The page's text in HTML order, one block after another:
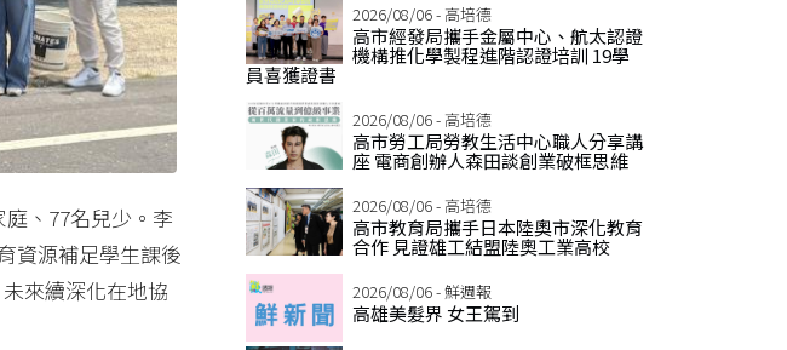
、77名兒少。李
資源補足學生課後
來續深化在地協
2026/08/06 - 高培德
高市經發局攜手金屬中心、航太認證
機構推化學製程進階認證培訓 19學
員喜獲證書
2026/08/06 - 高培德
高市勞工局勞教生活中心職人分享講
座 電商創辦人森田談創業破框思維
2026/08/06 - 高培德
高市教育局攜手日本陸奧市深化教育
合作 見證雄工結盟陸奧工業高校
2026/08/06 - 鮮週報
高雄美髮界 女王駕到